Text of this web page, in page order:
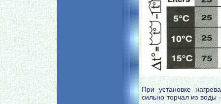
При установке
сильно торчал из воды